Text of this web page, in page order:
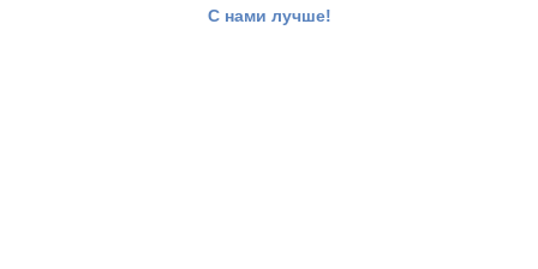
С нами лучше!